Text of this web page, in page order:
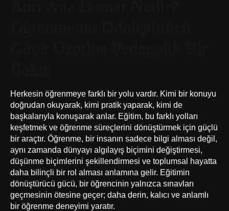
Herkesin öğrenmeye farklı bir yolu vardır. Kimi bir konuyu
doğrudan okuyarak, kimi pratik yaparak, kimi de
başkalarıyla konuşarak anlar. Eğitim, bu farklı yolları
keşfetmek ve öğrenme süreçlerini dönüştürmek için güçlü
bir araçtır. Öğrenme, bir insanın sadece bilgi alması değil,
aynı zamanda dünyayı algılayış biçimini değiştirmesi,
düşünme biçimlerini şekillendirmesi ve toplumsal hayatta
daha bilinçli bir rol alması anlamına gelir. Eğitimin
dönüştürücü gücü, bir öğrencinin yalnızca sınavları
geçmesinin ötesine geçer; daha derin, kalıcı ve anlamlı
bir öğrenme deneyimi yaratır.